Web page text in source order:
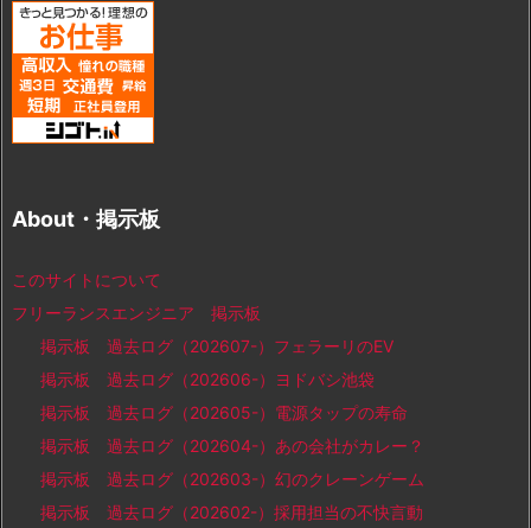
About・掲示板
このサイトについて
フリーランスエンジニア 掲示板
掲示板 過去ログ（202607-）フェラーリのEV
掲示板 過去ログ（202606-）ヨドバシ池袋
掲示板 過去ログ（202605-）電源タップの寿命
掲示板 過去ログ（202604-）あの会社がカレー？
掲示板 過去ログ（202603-）幻のクレーンゲーム
掲示板 過去ログ（202602-）採用担当の不快言動